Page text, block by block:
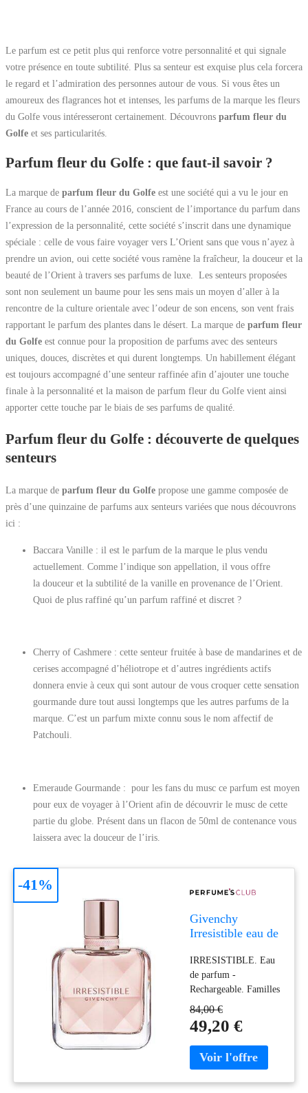
Le parfum est ce petit plus qui renforce votre personnalité et qui signale
votre présence en toute subtilité. Plus sa senteur est exquise plus cela forcera
le regard et l’admiration des personnes autour de vous. Si vous êtes un
amoureux des flagrances hot et intenses, les parfums de la marque les fleurs
du Golfe vous intéresseront certainement. Découvrons parfum fleur du
Golfe et ses particularités.
Parfum fleur du Golfe : que faut-il savoir ?
La marque de parfum fleur du Golfe est une société qui a vu le jour en
France au cours de l’année 2016, conscient de l’importance du parfum dans
l’expression de la personnalité, cette société s’inscrit dans une dynamique
spéciale : celle de vous faire voyager vers L’Orient sans que vous n’ayez à
prendre un avion, oui cette société vous ramène la fraîcheur, la douceur et la
beauté de l’Orient à travers ses parfums de luxe. Les senteurs proposées
sont non seulement un baume pour les sens mais un moyen d’aller à la
rencontre de la culture orientale avec l’odeur de son encens, son vent frais
rapportant le parfum des plantes dans le désert. La marque de parfum fleur
du Golfe est connue pour la proposition de parfums avec des senteurs
uniques, douces, discrètes et qui durent longtemps. Un habillement élégant
est toujours accompagné d’une senteur raffinée afin d’ajouter une touche
finale à la personnalité et la maison de parfum fleur du Golfe vient ainsi
apporter cette touche par le biais de ses parfums de qualité.
Parfum fleur du Golfe : découverte de quelques
senteurs
La marque de parfum fleur du Golfe propose une gamme composée de
près d’une quinzaine de parfums aux senteurs variées que nous découvrons
ici :
Baccara Vanille : il est le parfum de la marque le plus vendu
actuellement. Comme l’indique son appellation, il vous offre
la douceur et la subtilité de la vanille en provenance de l’Orient.
Quoi de plus raffiné qu’un parfum raffiné et discret ?
Cherry of Cashmere : cette senteur fruitée à base de mandarines et de
cerises accompagné d’héliotrope et d’autres ingrédients actifs
donnera envie à ceux qui sont autour de vous croquer cette sensation
gourmande dure tout aussi longtemps que les autres parfums de la
marque. C’est un parfum mixte connu sous le nom affectif de
Patchouli.
Emeraude Gourmande : pour les fans du musc ce parfum est moyen
pour eux de voyager à l’Orient afin de découvrir le musc de cette
partie du globe. Présent dans un flacon de 50ml de contenance vous
laissera avec la douceur de l’iris.
Givenchy
Irresistible eau de
ml
IRRESISTIBLE. Eau
de parfum -
Rechargeable. Familles
Olfactives: Boisées,
Florales, Fruitées. Les
tendances: Parfums
séduisants. Green
beauty: Emballage
84,00 €
49,20 €
-41%